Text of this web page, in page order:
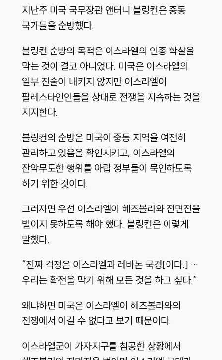
지난주 미국 국무장관 앤터니 블링컨은 중동
국가들을 순방했다.
블링컨 순방의 목적은 이스라엘의 인종 학살을
막는 것이 결코 아니었다. 미국은 이스라엘의
일부 전술이 내키지 않지만 이스라엘이
팔레스타인인들을 상대로 전쟁을 지속하는 것을
지지한다.
블링컨의 순방은 미국이 중동 지역을 여전히
관리하고 있음을 확인시키고, 이스라엘의
잔악무도한 행위를 아랍 정부들이 묵인하도록
하기 위한 것이다.
그러자면 우선 이스라엘이 헤즈볼라와 전면전을
벌이지 못하도록 해야 했다. 블링컨은 이렇게
말했다.
“진짜 걱정은 이스라엘과 레바논 국경[이다.] …
우리는 확전을 막기 위해 모든 것을 하고 싶다.”
왜냐하면 미국은 이스라엘이 헤즈볼라와의
전쟁에서 이길 수 없다고 보기 때문이다.
이스라엘군이 가자지구를 침공한 상황에서